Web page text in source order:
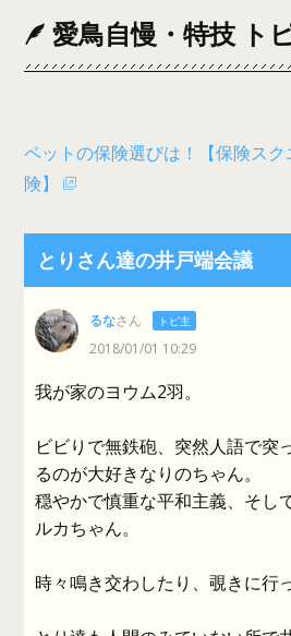
愛鳥自慢・特技 ト
ペットの保険選びは！【保険ス
険】
とりさん達の井戸端会議
るなさん トピ主
2018/01/01 10:29
我が家のヨウム2羽。
ビビりで無鉄砲、突然人語で突
るのが大好きなりのちゃん。
穏やかで慎重な平和主義、そし
ルカちゃん。
時々鳴き交わしたり、覗きに行